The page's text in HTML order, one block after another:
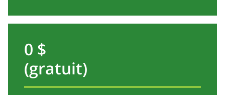
0 $
(gratuit)